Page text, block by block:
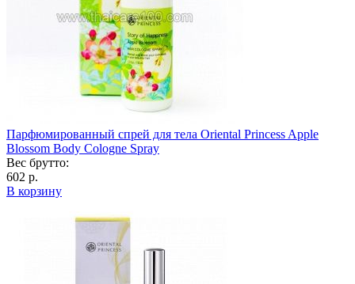
Парфюмированный спрей для тела Oriental Princess Apple
Blossom Body Cologne Spray
Вес брутто:
602 р.
В корзину